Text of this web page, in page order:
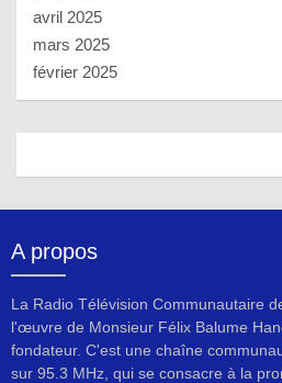
avril 2025
mars 2025
février 2025
A propos
La Radio Télévision Communautaire
l'œuvre de Monsieur Félix Balume
fondateur. C'est une chaîne
sur 95.3 MHz, qui se consacre à la